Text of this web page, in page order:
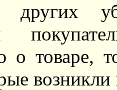
других
товаре,